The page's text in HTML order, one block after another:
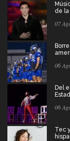
de la
07
06
Del
06
Tec